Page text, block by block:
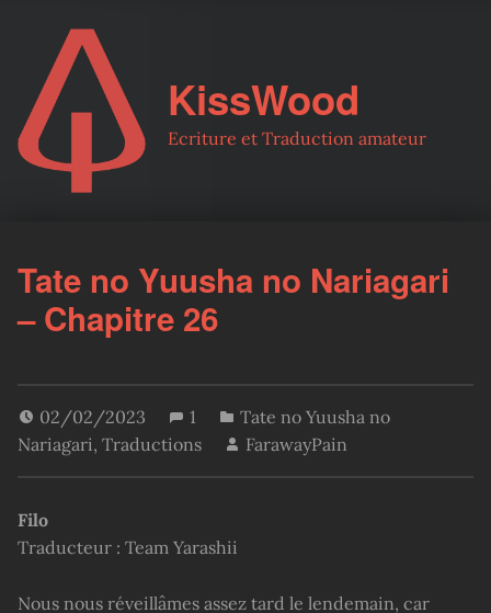
KissWood
Ecriture et Traduction amateur
Tate no Yuusha no Nariagari
– Chapitre 26
02/02/2023 1
Tate no Yuusha no
Nariagari, Traductions FarawayPain
Filo
Traducteur : Team Yarashii
Nous nous réveillâmes assez tard le lendemain, car